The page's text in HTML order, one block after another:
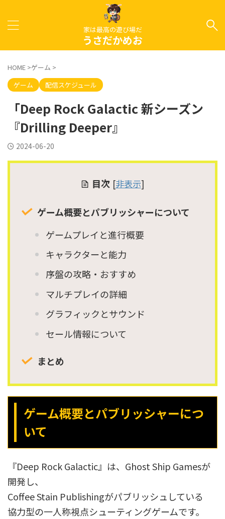
家は最高の遊び場だ
うさだかめお
HOME >ゲーム >
ゲーム
配信スケジュール
「Deep Rock Galactic 新シーズン
『Drilling Deeper』
2024-06-20
目次 [非表示]
ゲーム概要とパブリッシャーについて
ゲームプレイと進行概要
キャラクターと能力
序盤の攻略・おすすめ
マルチプレイの詳細
グラフィックとサウンド
セール情報について
まとめ
ゲーム概要とパブリッシャーにつ
いて
『Deep Rock Galactic』は、Ghost Ship Gamesが
開発し、
Coffee Stain Publishingがパブリッシュしている
協力型の一人称視点シューティングゲームです。